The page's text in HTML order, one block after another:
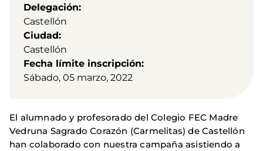
Delegación
Castellón
Ciudad
Castellón
Fecha límite inscripción
Sábado, 05 marzo, 2022
El alumnado y profesorado del Colegio FEC Madre
Vedruna Sagrado Corazón (Carmelitas) de Castellón
han colaborado con nuestra campaña asistiendo a